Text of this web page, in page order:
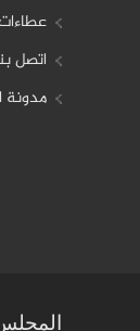
اتصل
مدونة